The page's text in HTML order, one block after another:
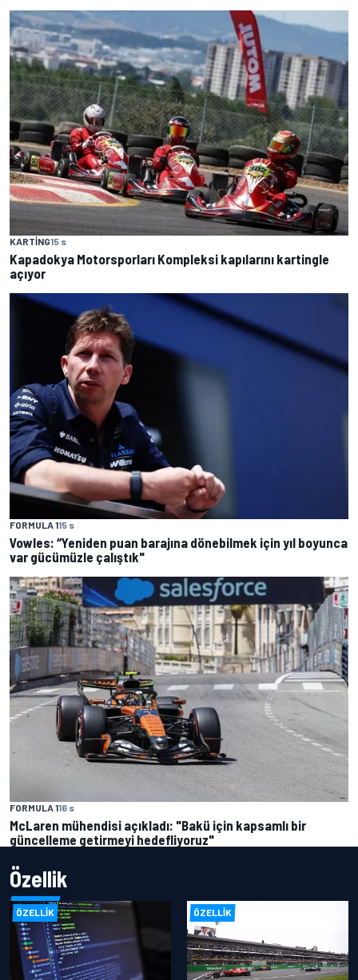
KARTING15 s
Kapadokya Motorsporları Kompleksi kapılarını kartingle
açıyor
FORMULA 115 s
Vowles: “Yeniden puan barajına dönebilmek için yıl boyunca
var gücümüzle çalıştık"
FORMULA 116 s
McLaren mühendisi açıkladı: "Bakü için kapsamlı bir
güncelleme getirmeyi hedefliyoruz"
Özellik
ÖZELLIK ÖZELLIK